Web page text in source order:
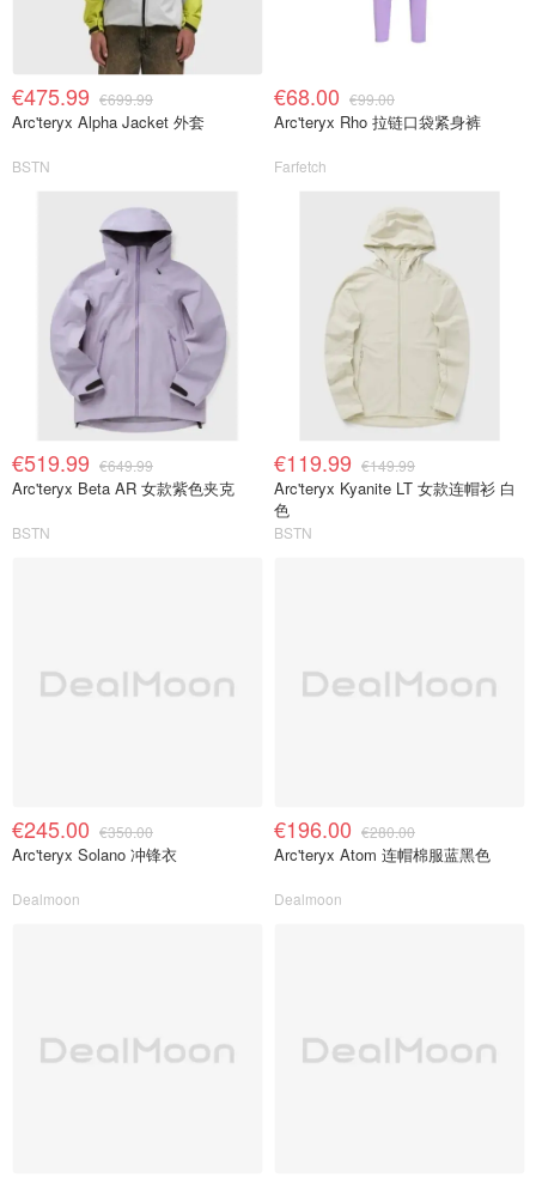
€475.99 €699.99
Arc'teryx Alpha Jacket 外套
BSTN
€68.00 €99.00
Arc'teryx Rho 拉链口袋紧身裤
Farfetch
€519.99 €649.99
Arc'teryx Beta AR 女款紫色夹克
BSTN
€119.99 €149.99
Arc'teryx Kyanite LT 女款连帽衫 白
色
BSTN
€245.00 €350.00
Arc'teryx Solano 冲锋衣
Dealmoon
€196.00 €280.00
Arc'teryx Atom 连帽棉服蓝黑色
Dealmoon